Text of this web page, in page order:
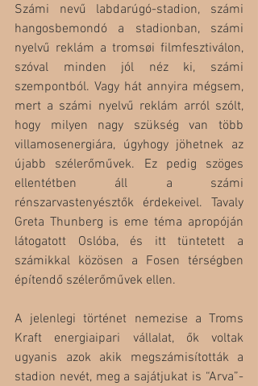
Számi nevű labdarúgó-stadion, számi
hangosbemondó a stadionban, számi
nyelvű reklám a tromsøi filmfesztiválon,
szóval minden jól néz ki, számi
szempontból. Vagy hát annyira mégsem,
mert a számi nyelvű reklám arról szólt,
hogy milyen nagy szükség van több
villamosenergiára, úgyhogy jöhetnek az
újabb szélerőművek. Ez pedig szöges
ellentétben áll a számi
rénszarvastenyésztők érdekeivel. Tavaly
Greta Thunberg is eme téma apropóján
látogatott Oslóba, és itt tüntetett a
számikkal közösen a Fosen térségben
építendő szélerőművek ellen.
A jelenlegi történet nemezise a Troms
Kraft energiaipari vállalat, ők voltak
ugyanis azok akik megszámisították a
stadion nevét, meg a sajátjukat is “Arva”-